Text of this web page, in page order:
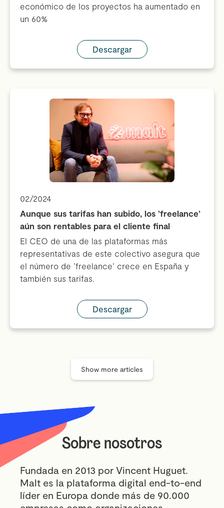
económico de los proyectos ha aumentado en
un 60%
Descargar
02/2024
Aunque sus tarifas han subido, los 'freelance'
aún son rentables para el cliente final
El CEO de una de las plataformas más
representativas de este colectivo asegura que
el número de 'freelance' crece en España y
también sus tarifas.
Descargar
Show more articles
Sobre nosotros
Fundada en 2013 por Vincent Huguet.
Malt es la plataforma digital end-to-end
líder en Europa donde más de 90.000